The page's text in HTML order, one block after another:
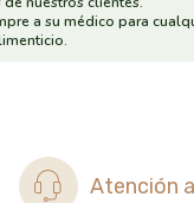
a su médico para
Atención